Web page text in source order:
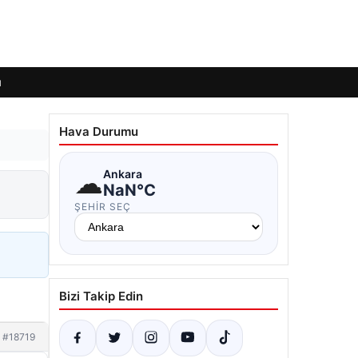
#18719
Hava Durumu
☁Ankara
NaN°C
ŞEHIR SEÇ
Bizi Takip Edin